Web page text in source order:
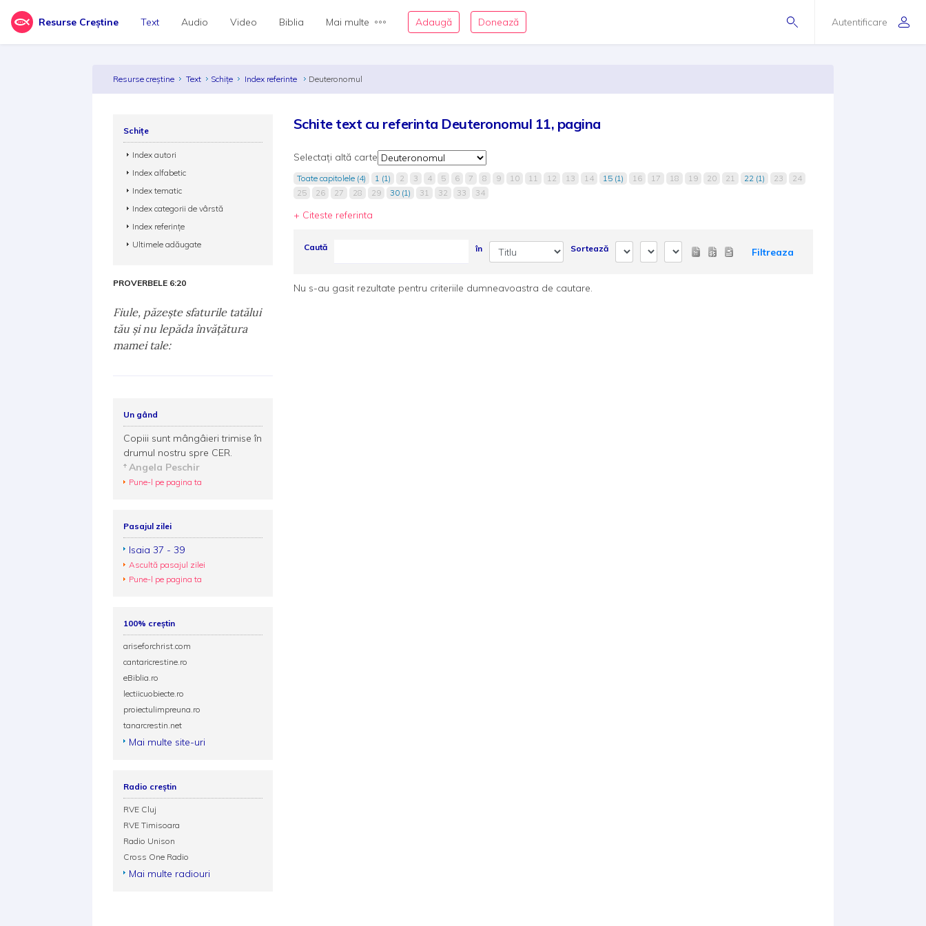
Resurse Creștine Autentificare
Text Audio Video Biblia Mai multe Adaugă Donează
Resurse creștine Text Schițe Index referinte Deuteronomul
Schite text cu referinta Deuteronomul 11, pagina
Selectați altă carte
Toate capitolele (4) 1 (1) 2 3 4 5 6 7 8 9 10 11 12 13 14 15 (1) 16 17 18 19 20 21 22 (1) 23
24
25
26 27 28 29 30 (1) 31 32 33 34
+ Citeste referinta
Caută în Sortează Filtreaza
Nu s-au gasit rezultate pentru criteriile dumneavoastra de cautare.
Schițe
Index autori
Index alfabetic
Index tematic
Index categorii de vârstă
Index referințe
Ultimele adăugate
PROVERBELE 6:20
Fiule, păzeşte sfaturile tatălui
tău şi nu lepăda învăţătura
mamei tale:
Un gând
Copiii sunt mângâieri trimise în
drumul nostru spre CER.
Angela Peschir
Pune-l pe pagina ta
Pasajul zilei
Isaia 37 - 39
Ascultă pasajul zilei
Pune-l pe pagina ta
100% creștin
ariseforchrist.com
cantaricrestine.ro
eBiblia.ro
lectiicuobiecte.ro
proiectulimpreuna.ro
tanarcrestin.net
Mai multe site-uri
Radio creștin
RVE Cluj
RVE Timisoara
Radio Unison
Cross One Radio
Mai multe radiouri